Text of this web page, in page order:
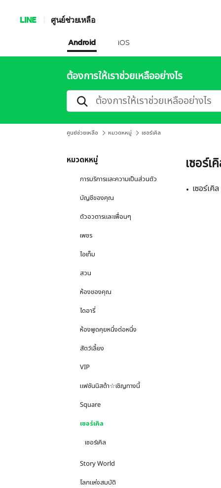
LINE ศูนย์ช่วยเหลือ
Android iOS
ต้องการให้เราช่วยเหลืออย่างไร
ศูนย์ช่วยเหลือ หมวดหหมู่ เซอร์เคิล
หมวดหหมู่
การบริการและความเป็นส่วนตัว
บัญชีของคุณ
ตัวอวตารและเพื่อนๆ
เพชร
ไอเท็ม
สวน
ห้องของคุณ
ไดอารี่
ห้องพูดคุยหนึ่งต่อหนึ่ง
สัตว์เลี้ยง
VIP
แฟชันนิสต้า☆เชิญทางนี้
Square
เซอร์เคิล
เซอร์เคิล
Story World
โลกแห่งสมบัติ
เซอร์เ
เซอร์เคิล